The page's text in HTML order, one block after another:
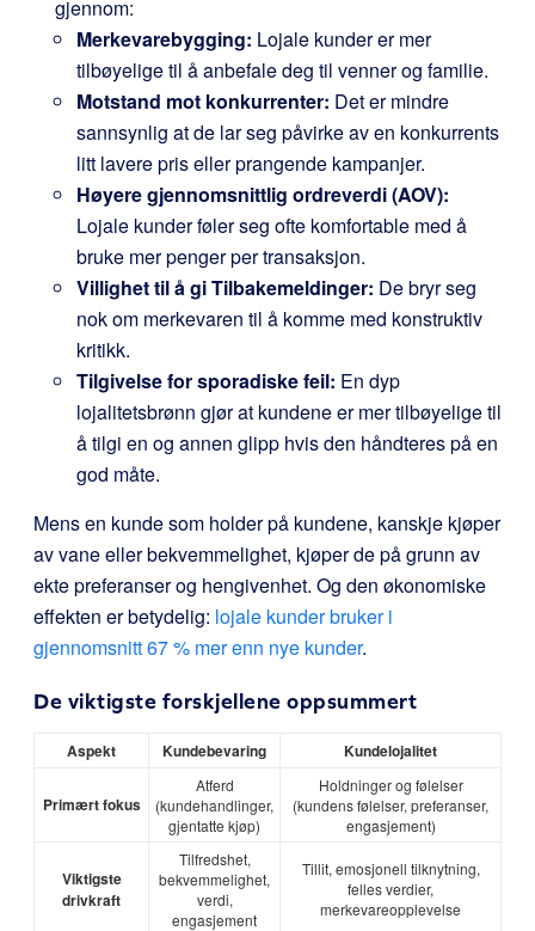
gjennom:
Merkevarebygging: Lojale kunder er mer
tilbøyelige til å anbefale deg til venner og familie.
Motstand mot konkurrenter: Det er mindre
sannsynlig at de lar seg påvirke av en konkurrents
litt lavere pris eller prangende kampanjer.
Høyere gjennomsnittlig ordreverdi (AOV):
Lojale kunder føler seg ofte komfortable med å
bruke mer penger per transaksjon.
Villighet til å gi Tilbakemeldinger: De bryr seg
nok om merkevaren til å komme med konstruktiv
kritikk.
Tilgivelse for sporadiske feil: En dyp
lojalitetsbrønn gjør at kundene er mer tilbøyelige til
å tilgi en og annen glipp hvis den håndteres på en
god måte.
Mens en kunde som holder på kundene, kanskje kjøper
av vane eller bekvemmelighet, kjøper de på grunn av
ekte preferanser og hengivenhet. Og den økonomiske
effekten er betydelig: lojale kunder bruker i
gjennomsnitt 67 % mer enn nye kunder.
De viktigste forskjellene oppsummert
Aspekt Kundebevaring Kundelojalitet
Primært fokus
Atferd
(kundehandlinger,
gjentatte kjøp)
Holdninger og følelser
(kundens følelser, preferanser,
engasjement)
Viktigste
drivkraft
Tilfredshet,
bekvemmelighet,
verdi,
engasjement
Tillit, emosjonell tilknytning,
felles verdier,
merkevareopplevelse